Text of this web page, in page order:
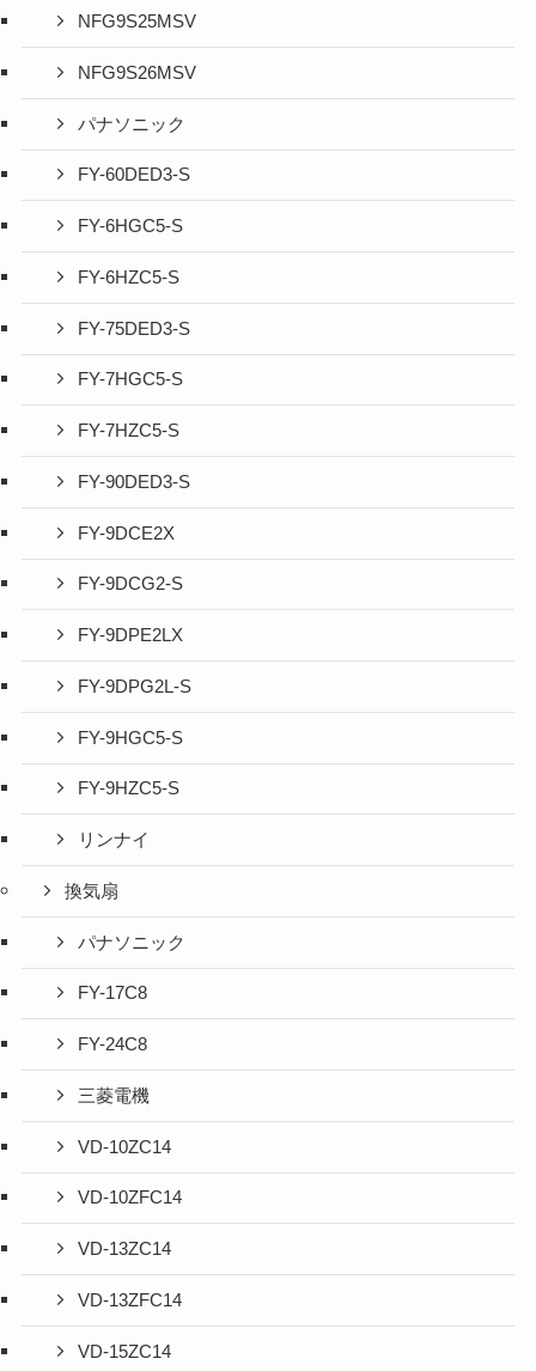
NFG9S25MSV
NFG9S26MSV
パナソニック
FY-60DED3-S
FY-6HGC5-S
FY-6HZC5-S
FY-75DED3-S
FY-7HGC5-S
FY-7HZC5-S
FY-90DED3-S
FY-9DCE2X
FY-9DCG2-S
FY-9DPE2LX
FY-9DPG2L-S
FY-9HGC5-S
FY-9HZC5-S
リンナイ
換気扇
パナソニック
FY-17C8
FY-24C8
三菱電機
VD-10ZC14
VD-10ZFC14
VD-13ZC14
VD-13ZFC14
VD-15ZC14